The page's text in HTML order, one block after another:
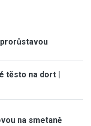
těsto na dort |
na smetaně